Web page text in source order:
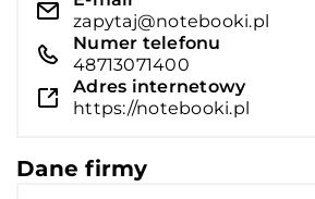
zapytaj@notebooki.pl
Numer telefonu
48713071400
Adres internetowy
https://notebooki.pl
Dane firmy